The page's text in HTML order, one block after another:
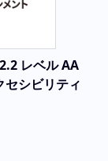
レベル AA
シビリティ